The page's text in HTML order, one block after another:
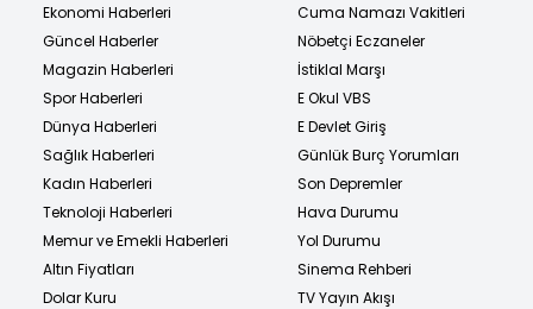
Ekonomi Haberleri
Güncel Haberler
Magazin Haberleri
Spor Haberleri
Dünya Haberleri
Sağlık Haberleri
Kadın Haberleri
Teknoloji Haberleri
Memur ve Emekli Haberleri
Altın Fiyatları
Dolar Kuru
Cuma Namazı Vakitleri
Nöbetçi Eczaneler
İstiklal Marşı
E Okul VBS
E Devlet Giriş
Günlük Burç Yorumları
Son Depremler
Hava Durumu
Yol Durumu
Sinema Rehberi
TV Yayın Akışı